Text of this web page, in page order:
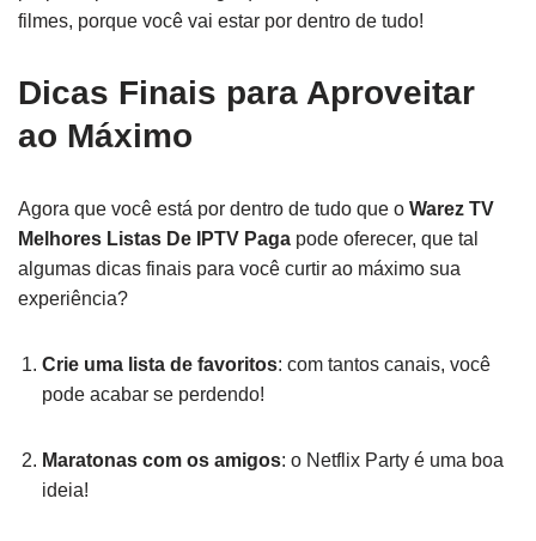
filmes, porque você vai estar por dentro de tudo!
Dicas Finais para Aproveitar
ao Máximo
Agora que você está por dentro de tudo que o Warez TV
Melhores Listas De IPTV Paga pode oferecer, que tal
algumas dicas finais para você curtir ao máximo sua
experiência?
Crie uma lista de favoritos: com tantos canais, você
pode acabar se perdendo!
Maratonas com os amigos: o Netflix Party é uma boa
ideia!